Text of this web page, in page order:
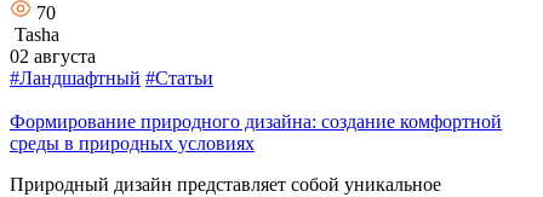
70
Tasha
02 августа
#Ландшафтный #Статьи
Формирование природного дизайна: создание комфортной
среды в природных условиях
Природный дизайн представляет собой уникальное